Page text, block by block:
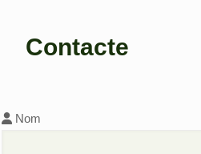
Contacte
Nom